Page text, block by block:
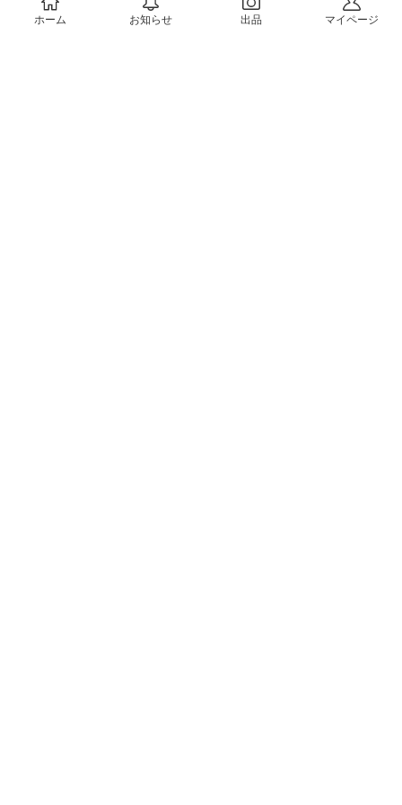
会社概要（運営会社）
ホーム お知らせ 出品 マイページ